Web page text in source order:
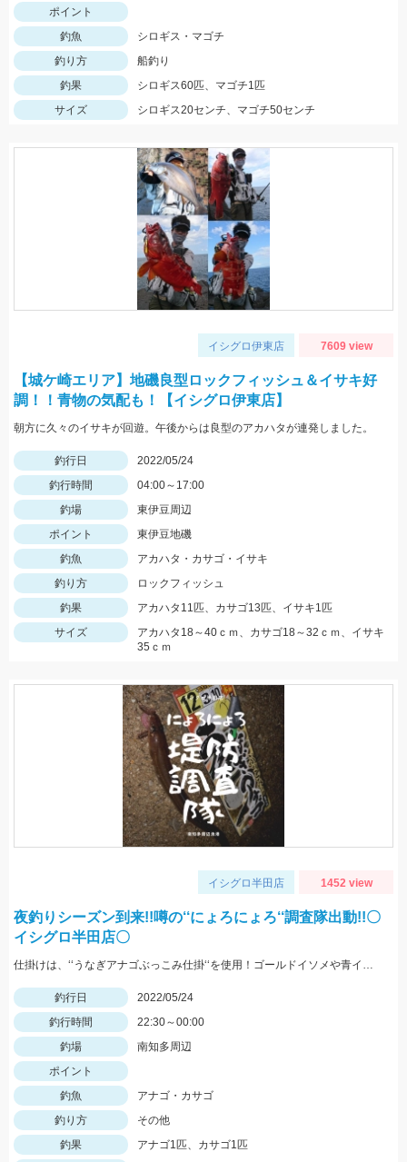
ポイント
釣魚
シロギス・マゴチ
釣り方
船釣り
釣果
シロギス60匹、マゴチ1匹
サイズ
シロギス20センチ、マゴチ50センチ
イシグロ伊東店 7609 view
【城ケ崎エリア】地磯良型ロックフィッシュ＆イサキ好
調！！青物の気配も！【イシグロ伊東店】
朝方に久々のイサキが回遊。午後からは良型のアカハタが連発しました。
釣行日
2022/05/24
釣行時間
04:00～17:00
釣場
東伊豆周辺
ポイント
東伊豆地磯
釣魚
アカハタ・カサゴ・イサキ
釣り方
ロックフィッシュ
釣果
アカハタ11匹、カサゴ13匹、イサキ1匹
サイズ
アカハタ18～40ｃｍ、カサゴ18～32ｃｍ、イサキ
35ｃｍ
イシグロ半田店 1452 view
夜釣りシーズン到来!!噂の‘‘にょろにょろ‘‘調査隊出動!!〇
イシグロ半田店〇
仕掛けは、‘‘うなぎアナゴぶっこみ仕掛‘‘を使用！ゴールドイソメや青イソメの房掛けがオススメ‼
釣行日
2022/05/24
釣行時間
22:30～00:00
釣場
南知多周辺
ポイント
釣魚
アナゴ・カサゴ
釣り方
その他
釣果
アナゴ1匹、カサゴ1匹